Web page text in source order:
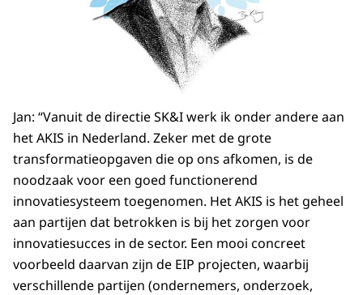
Jan: “Vanuit de directie SK&I werk ik onder andere aan
het AKIS in Nederland. Zeker met de grote
transformatieopgaven die op ons afkomen, is de
noodzaak voor een goed functionerend
innovatiesysteem toegenomen. Het AKIS is het geheel
aan partijen dat betrokken is bij het zorgen voor
innovatiesucces in de sector. Een mooi concreet
voorbeeld daarvan zijn de EIP projecten, waarbij
verschillende partijen (ondernemers, onderzoek,